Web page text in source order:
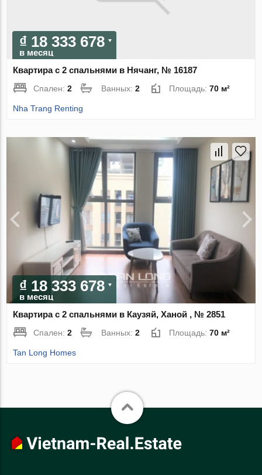
₫ 18 333 678
в месяц
Квартира с 2 спальнями в Нячанг, № 16187
Спален:2 Ванных:2 Площадь:70 м²
Nha Trang Renting
₫ 18 333 678
в месяц
Квартира с 2 спальнями в Каузяй, Ханой , № 2851
Спален:2 Ванных:2 Площадь:70 м²
Tan Long Homes